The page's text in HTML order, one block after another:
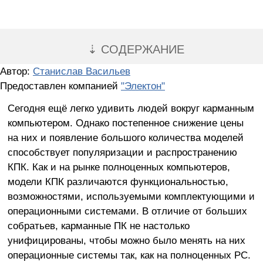
⇣ СОДЕРЖАНИЕ
Автор: Станислав Васильев
Предоставлен компанией "Электон"
Сегодня ещё легко удивить людей вокруг карманным
компьютером. Однако постепенное снижение цены
на них и появление большого количества моделей
способствует популяризации и распространению
КПК. Как и на рынке полноценных компьютеров,
модели КПК различаются функциональностью,
возможностями, используемыми комплектующими и
операционными системами. В отличие от больших
собратьев, карманные ПК не настолько
унифицированы, чтобы можно было менять на них
операционные системы так, как на полноценных PC.